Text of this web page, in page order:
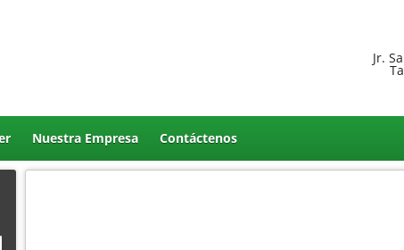
Jr.
Nuestra Empresa Contáctenos